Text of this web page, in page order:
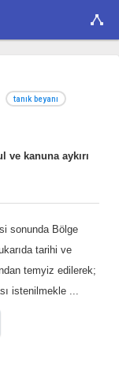
tanık beyanı
ve kanuna aykırı
sonunda Bölge
tarihi ve
temyiz edilerek;
istenilmekle ...